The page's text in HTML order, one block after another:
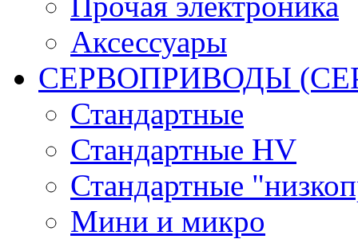
Аксессуары
СЕРВОПРИВОДЫ
Стандартные
Стандартные HV
Стандартные
Мини и микро